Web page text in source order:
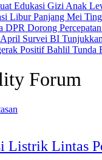
Edukasi Gizi Anak
Libur Panjang Mei
DPR Dorong
Survei BI
Bahlil Tunda
Forum
Listrik Lintas